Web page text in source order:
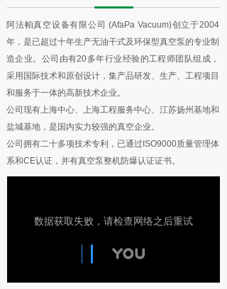
阿法帕真空设备有限公司 (AfaPa Vacuum)创立于2004
年，是已超过十年生产无油干式及环保型真空泵的专业制
造企业。公司由有20多年行业经验的工程师团队组成，
采用国际技术和原创设计，集产品研发、生产、工程项目
和服务于一体的高新技术企业。
公司现有上海中心、上海工程服务中心、江苏扬州基地和
盐城基地，是国内实力较强的真空企业。
公司拥有二十多项技术专利，已通过ISO9000质量管理体
系和CE认证，并有真空泵整机防爆认证证书。